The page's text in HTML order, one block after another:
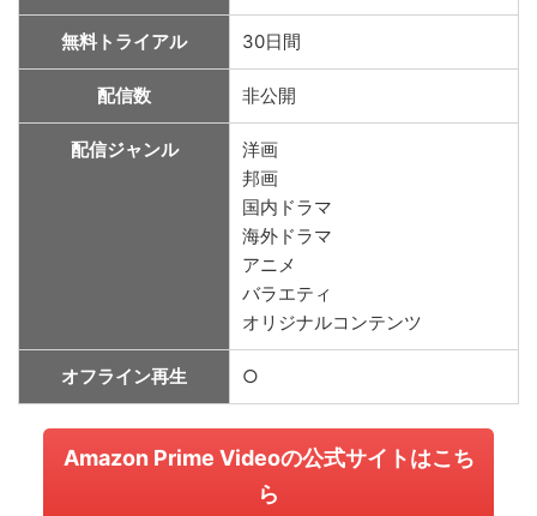
無料トライアル 30日間
配信数 非公開
配信ジャンル
洋画
邦画
国内ドラマ
海外ドラマ
アニメ
バラエティ
オリジナルコンテンツ
オフライン再生 ○
Amazon Prime Videoの公式サイトはこち
ら